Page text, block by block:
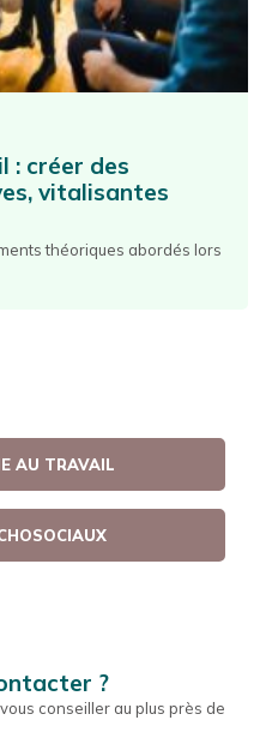
: créer des
vitalisantes
théoriques abordés lors
AU TRAVAIL
?
conseiller au plus près de